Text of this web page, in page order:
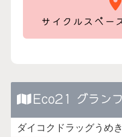
サイクルスペー
Eco21 グラン
ダイコクドラッグうめ